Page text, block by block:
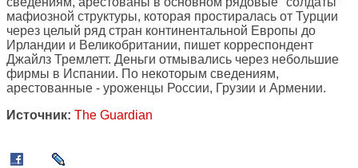
мафиозной структуры, которая простиралась от Турции
через целый ряд стран континентальной Европы до
Ирландии и Великобритании, пишет корреспондент
Джайлз Тремлетт. Деньги отмывались через небольшие
фирмы в Испании. По некоторым сведениям,
арестованные - уроженцы России, Грузии и Армении.
Источник: The Guardian